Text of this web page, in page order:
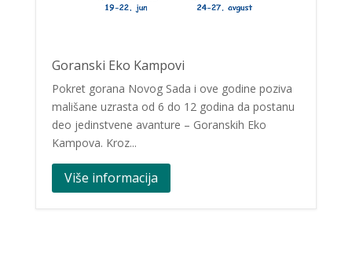
Goranski Eko Kampovi
Pokret gorana Novog Sada i ove godine poziva
mališane uzrasta od 6 do 12 godina da postanu
deo jedinstvene avanture – Goranskih Eko
Kampova. Kroz...
Više informacija